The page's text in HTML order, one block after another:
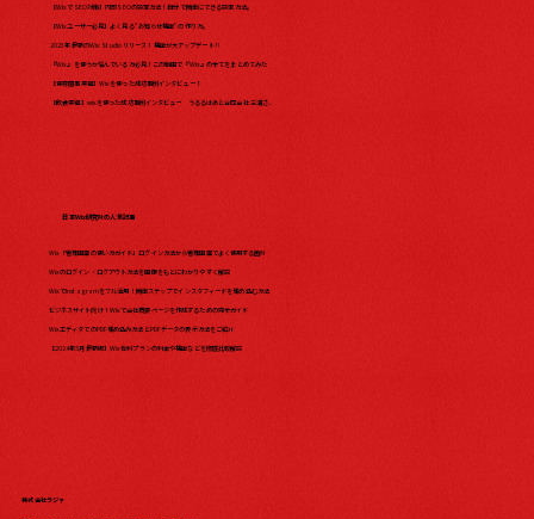
【WixでSEO対策】内部SEOの設定方法！自分で簡単にできる設定方法。
【Wixユーザー必見】よく見る"お知らせ機能"の作り方。
2023年最新のWix Studio リリース！機能が大アップデート?!
『Wix』を使うか悩んでいる方必見！この動画で『Wix』の全てをまとめてみた​
【保育園事業編】Wixを使った成功事例インタビュー！
【飲食業編】wixを使った成功事例インタビュー うるるはあと合同会社 三浦さ...
日本Wix研究所の人気記事
Wix「管理画面の使い方ガイド」ログイン方法から管理画面でよく使用する箇所
Wixのログイン・ログアウト方法を画像をもとにわかりやすく解説
WixでInstagramをフル活用！簡単ステップでインスタフィードを埋め込む方法
ビジネスサイト向け！Wixで会社概要ページを作成するための完全ガイド
WixエディタでのPDF埋め込み方法とPDFデータの表示方法をご紹介
【2024年5月最新版】Wix有料プランの料金や機能などを徹底比較解説
株式会社ラジャ